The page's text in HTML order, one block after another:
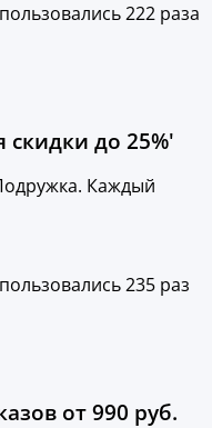
222 раза
скидки до 25%'
Каждый
235 раз
от 990 руб.